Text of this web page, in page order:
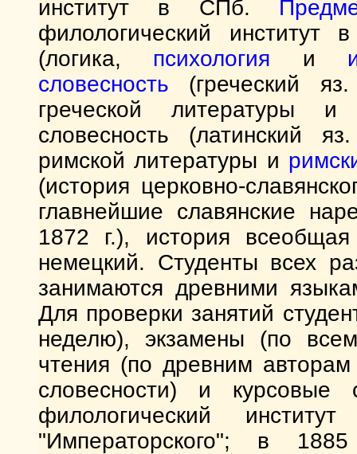
институт в СПб.
филологический
(логика, психология и
словесность (греческий
греческой литературы
словесность (латинский
римской литературы и
(история церковно-
главнейшие славянские
1872 г.), история
немецкий. Студенты всех
занимаются древними
Для проверки занятий
неделю), экзамены (по
чтения (по древним
словесности) и
филологический
"Императорского"; в